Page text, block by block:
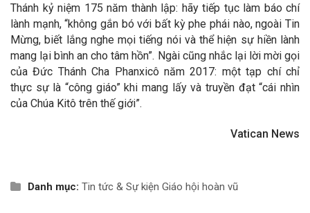
Thánh kỷ niệm 175 năm thành lập: hãy tiếp tục làm báo chí
lành mạnh, “không gắn bó với bất kỳ phe phái nào, ngoài Tin
Mừng, biết lắng nghe mọi tiếng nói và thể hiện sự hiền lành
mang lại bình an cho tâm hồn”. Ngài cũng nhắc lại lời mời gọi
của Đức Thánh Cha Phanxicô năm 2017: một tạp chí chỉ
thực sự là “công giáo” khi mang lấy và truyền đạt “cái nhìn
của Chúa Kitô trên thế giới”.
Vatican News
Danh mục: Tin tức & Sự kiện Giáo hội hoàn vũ